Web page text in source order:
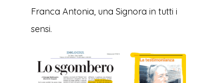
Franca Antonia, una Signora in tutti i
sensi.